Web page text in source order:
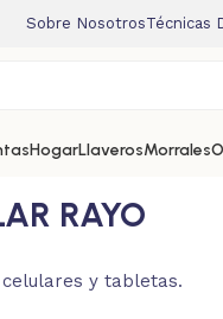
Sobre NosotrosTécnicas
HogarLlaverosMorrales
RAYO
y tabletas.